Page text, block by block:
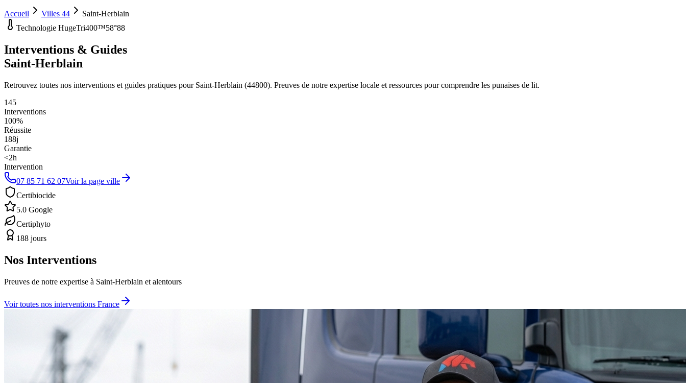
Accueil Villes 44
Saint-Herblain
Technologie HugeTri400™58°88
Interventions & Guides
Saint-Herblain
Retrouvez toutes nos interventions et guides pratiques pour Saint-Herblain (44800). Preuves de notre expertise locale et ressources pour comprendre les punaises de lit.
145
Interventions
100%
Réussite
188j
Garantie
<2h
Intervention
07 85 71 62 07Voir la page ville
Certibiocide
5.0 Google
Certiphyto
188 jours
Nos Interventions
Preuves de notre expertise à Saint-Herblain et alentours
Voir toutes nos interventions France